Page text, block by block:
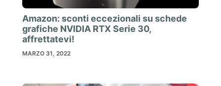
Amazon: sconti eccezionali su schede
grafiche NVIDIA RTX Serie 30,
affrettatevi!
MARZO 31, 2022